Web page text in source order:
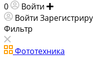
0 Войти
Войти
Фильтр
Фототехника